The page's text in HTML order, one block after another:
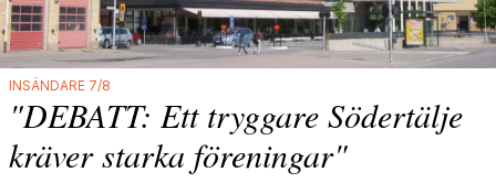
INSÄNDARE 7/8
"DEBATT: Ett tryggare Södertälje
kräver starka föreningar"